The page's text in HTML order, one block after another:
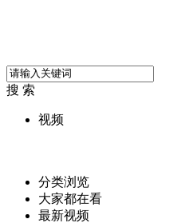
搜 索
视频
分类浏览
大家都在看
最新视频